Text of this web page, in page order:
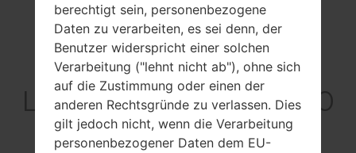
Firmware
LGQ730QM6(LMQ730
QM6) akaLG Stylo 6
berechtigt sein, personenbezogene
Daten zu verarbeiten, es sei denn, der
Benutzer widerspricht einer solchen
Verarbeitung ("lehnt nicht ab"), ohne sich
auf die Zustimmung oder einen der
anderen Rechtsgründe zu verlassen. Dies
gilt jedoch nicht, wenn die Verarbeitung
personenbezogener Daten dem EU-